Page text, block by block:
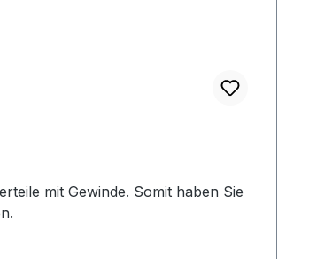
mit Gewinde. Somit haben Sie